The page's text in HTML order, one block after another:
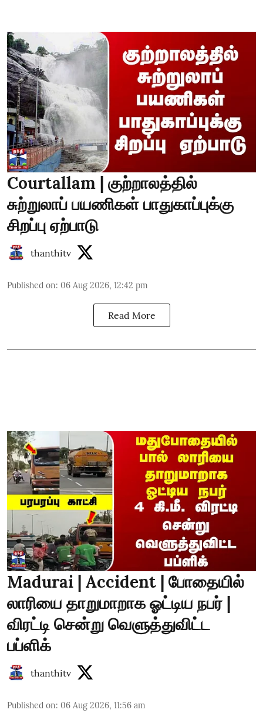
Courtallam | குற்றாலத்தில்
சுற்றுலாப் பயணிகள் பாதுகாப்புக்கு
சிறப்பு ஏற்பாடு
thanthitv
Published on: 06 Aug 2026, 12:42 pm
Read More
Madurai | Accident | போதையில்
லாரியை தாறுமாறாக ஓட்டிய நபர் |
விரட்டி சென்று வெளுத்துவிட்ட
பப்ளிக்
thanthitv
Published on: 06 Aug 2026, 11:56 am